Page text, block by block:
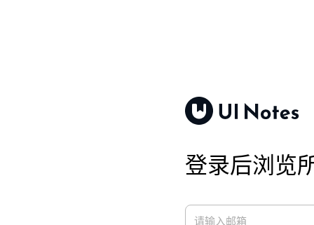
登录后浏览